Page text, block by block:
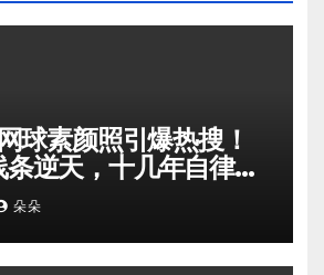
球素颜照引爆热搜！
逆天，十几年自律铸
朵朵